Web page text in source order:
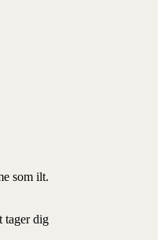
som ilt.
tager dig